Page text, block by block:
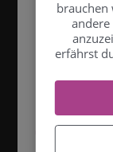
erfährst